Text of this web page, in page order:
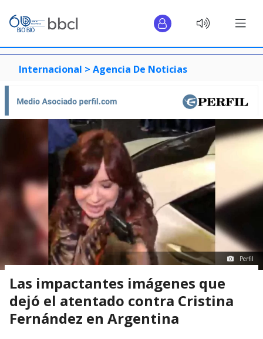
Internacional > Agencia De Noticias
Perfil
Las impactantes imágenes que
dejó el atentado contra Cristina
Fernández en Argentina